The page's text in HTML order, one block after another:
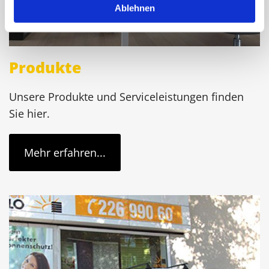
Ablehnen
Produkte
Unsere Produkte und Serviceleistungen finden
Sie hier.
Mehr erfahren...